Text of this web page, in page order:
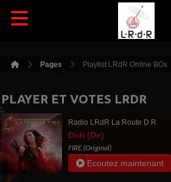
Pages Playlist LRdR Online BOx
PLAYER ET VOTES LRDR
Radio LRdR La Route D R
Didi (De)
FIRE (Original)
Ecoutez maintenant